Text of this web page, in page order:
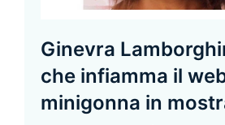
Ginevra
che infiamma il
minigonna in